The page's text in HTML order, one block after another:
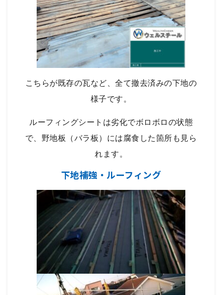
こちらが既存の瓦など、全て撤去済みの下地の
様子です。
ルーフィングシートは劣化でボロボロの状態
で、野地板（バラ板）には腐食した箇所も見ら
れます。
下地補強・ルーフィング